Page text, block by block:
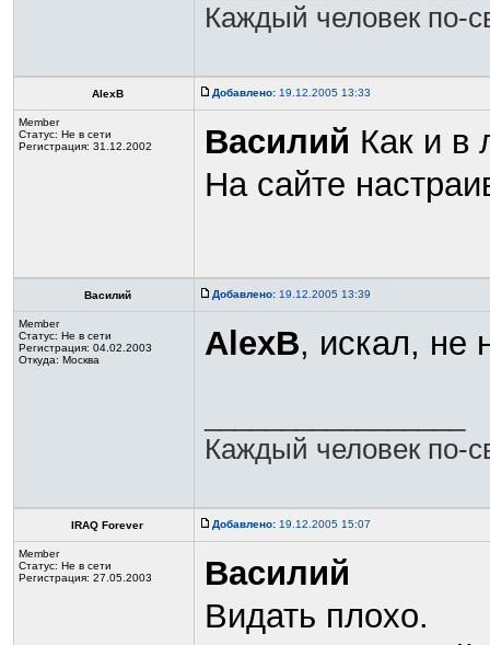
Каждый человек по-
AlexB Добавлено: 19.12.2005 13:33
Member
Статус: Не в сети
Регистрация: 31.12.2002
Василий Как и в
На сайте
Василий Добавлено: 19.12.2005 13:39
Member
Статус: Не в сети
Регистрация: 04.02.2003
Откуда: Москва
AlexB, искал, не
Каждый человек по-
IRAQ Forever Добавлено: 19.12.2005 15:07
Member
Статус: Не в сети
Регистрация: 27.05.2003
Василий
Видать плохо.